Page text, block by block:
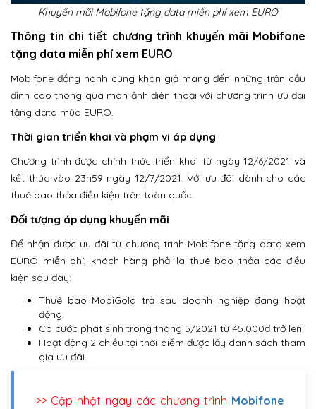
Khuyến mãi Mobifone tặng data miễn phí xem EURO
Thông tin chi tiết chương trình khuyến mãi Mobifone
tặng data miễn phí xem EURO
Mobifone đồng hành cùng khán giả mang đến những trận cầu
đỉnh cao thông qua màn ảnh điện thoại với chương trình ưu đãi
tặng data mùa EURO.
Thời gian triển khai và phạm vi áp dụng
Chương trình được chính thức triển khai từ ngày 12/6/2021 và
kết thúc vào 23h59 ngày 12/7/2021. Với ưu đãi dành cho các
thuê bao thỏa điều kiện trên toàn quốc.
Đối tượng áp dụng khuyến mãi
Để nhận được ưu đãi từ chương trình Mobifone tặng data xem
EURO miễn phí, khách hàng phải là thuê bao thỏa các điều
kiện sau đây:
Thuê bao MobiGold trả sau doanh nghiệp đang hoạt
động.
Có cước phát sinh trong tháng 5/2021 từ 45.000đ trở lên.
Hoạt động 2 chiều tại thời diểm được lấy danh sách tham
gia ưu đãi.
>> Cập nhật ngay các chương trình Mobifone